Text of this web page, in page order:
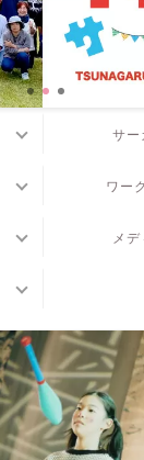
サー
ワー
メ